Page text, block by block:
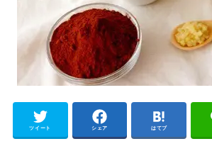
ツイート シェア はてブ